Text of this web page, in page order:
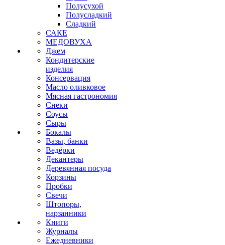
Полусухой
Полусладкий
Сладкий
САКЕ
МЕДОВУХА
Джем
Кондитерские
изделия
Консервация
Масло оливковое
Мясная гастрономия
Снеки
Соусы
Сыры
Бокалы
Вазы, банки
Ведёрки
Декантеры
Деревянная посуда
Корзины
Пробки
Свечи
Штопоры,
нарзанники
Книги
Журналы
Ежедневники